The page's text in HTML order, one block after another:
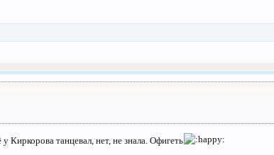
танцевал, нет, не знала. Офигеть